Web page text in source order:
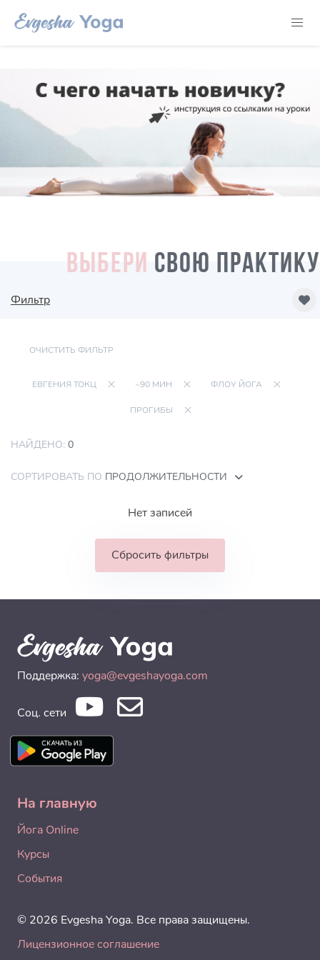
ВЫБЕРИ СВОЮ ПРАКТИКУ
Фильтр
ОЧИСТИТЬ ФИЛЬТР
ЕВГЕНИЯ ТОКЦ ~90 МИН ФЛОУ ЙОГА
ПРОГИБЫ
НАЙДЕНО: 0
СОРТИРОВАТЬ ПО ПРОДОЛЖИТЕЛЬНОСТИ
Нет записей
Сбросить фильтры
Поддержка: yoga@evgeshayoga.com
Соц. сети
На главную
Йога Online
Курсы
События
© 2026 Evgesha Yoga. Все права защищены.
Лицензионное соглашение